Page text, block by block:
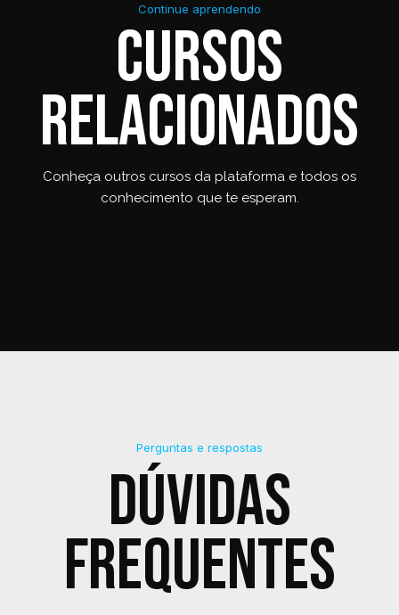
Continue aprendendo
Cursos
relacionados
Conheça outros cursos da plataforma e todos os
conhecimento que te esperam.
Perguntas e respostas
Dúvidas
frequentes